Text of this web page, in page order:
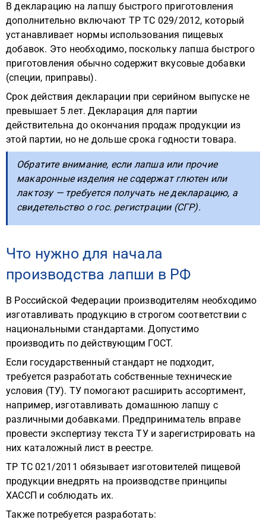
В декларацию на лапшу быстрого приготовления
дополнительно включают ТР ТС 029/2012, который
устанавливает нормы использования пищевых
добавок. Это необходимо, поскольку лапша быстрого
приготовления обычно содержит вкусовые добавки
(специи, приправы).
Срок действия декларации при серийном выпуске не
превышает 5 лет. Декларация для партии
действительна до окончания продаж продукции из
этой партии, но не дольше срока годности товара.
Обратите внимание, если лапша или прочие
макаронные изделия не содержат глютен или
лактозу — требуется получать не декларацию, а
свидетельство о гос. регистрации (СГР).
Что нужно для начала
производства лапши в РФ
В Российской Федерации производителям необходимо
изготавливать продукцию в строгом соответствии с
национальными стандартами. Допустимо
производить по действующим ГОСТ.
Если государственный стандарт не подходит,
требуется разработать собственные технические
условия (ТУ). ТУ помогают расширить ассортимент,
например, изготавливать домашнюю лапшу с
различными добавками. Предприниматель вправе
провести экспертизу текста ТУ и зарегистрировать на
них каталожный лист в реестре.
ТР ТС 021/2011 обязывает изготовителей пищевой
продукции внедрять на производстве принципы
ХАССП и соблюдать их.
Также потребуется разработать: